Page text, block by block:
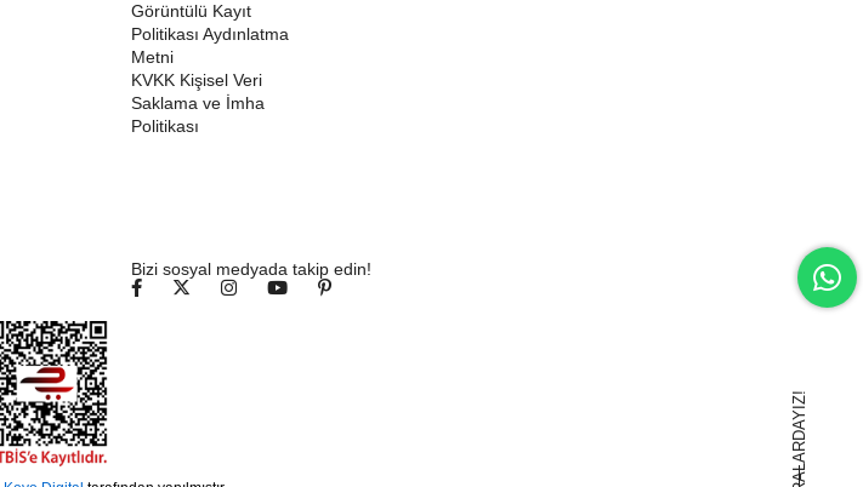
Görüntülü Kayıt
Politikası Aydınlatma
Metni
KVKK Kişisel Veri
Saklama ve İmha
Politikası
Bizi sosyal medyada takip edin!
BURALARDAYIZ!